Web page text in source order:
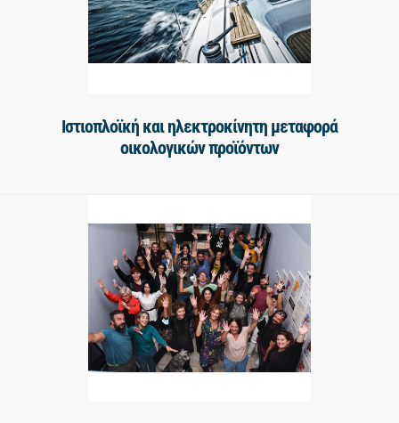
Ιστιοπλοϊκή και ηλεκτροκίνητη μεταφορά
οικολογικών προϊόντων